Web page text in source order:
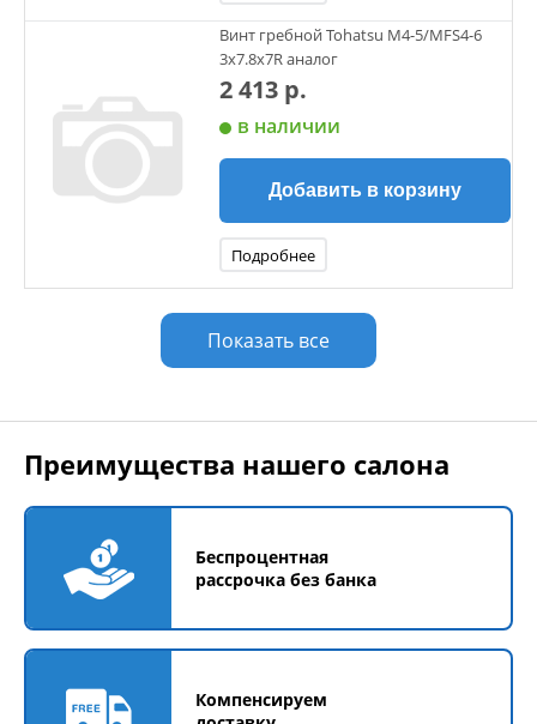
Винт гребной Tohatsu M4-5/MFS4-6
3х7.8х7R аналог
2 413 р.
в наличии
Добавить в корзину
Подробнее
Показать все
Преимущества нашего салона
Беспроцентная
рассрочка без банка
Компенсируем